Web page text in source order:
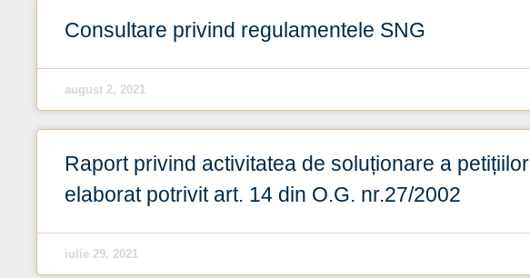
Consultare privind regulamentele SNG
august 2, 2021
Raport privind activitatea de soluționare a
elaborat potrivit art. 14 din O.G. nr.27/2002
iulie 29, 2021